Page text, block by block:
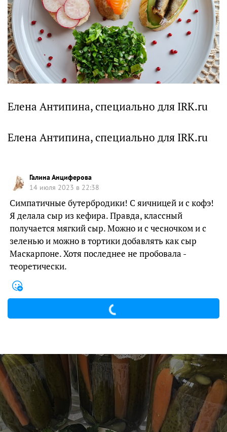
Елена Антипина, специально для IRK.ru
Елена Антипина, специально для IRK.ru
Галина Анциферова
14 июля 2023 в 22:38
Симпатичные бутербродики! С яичницей и с кофэ!
Я делала сыр из кефира. Правда, классный
получается мягкий сыр. Можно и с чесночком и с
зеленью и можно в тортики добавлять как сыр
Маскарпоне. Хотя последнее не пробовала -
теоретически.